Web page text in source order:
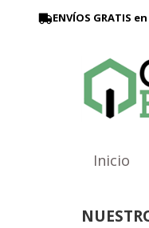
ENVÍOS GRATIS
Inicio